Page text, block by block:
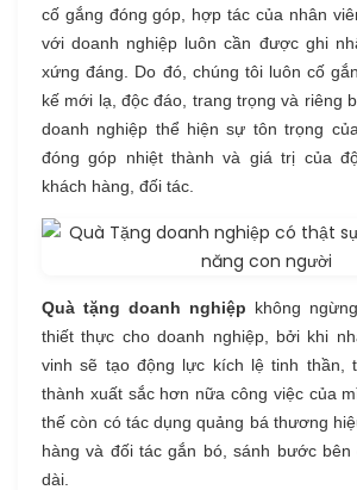
cố gắng đóng góp, hợp tác của nhân
với doanh nghiệp luôn cần được ghi
xứng đáng. Do đó, chúng tôi luôn cố
kế mới lạ, độc đáo, trang trọng và riêng
doanh nghiệp thể hiện sự tôn trọng
đóng góp nhiệt thành và giá trị của
khách hàng, đối tác.
Quà tặng doanh nghiệp không
thiết thực cho doanh nghiệp, bởi khi
vinh sẽ tạo động lực kích lệ tinh thần,
thành xuất sắc hơn nữa công việc của
thế còn có tác dụng quảng bá thương
hàng và đối tác gắn bó, sánh bước bên
dài.